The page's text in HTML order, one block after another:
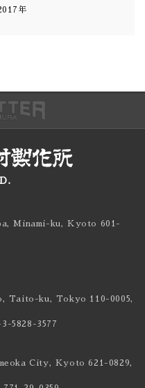
年
Minami-ku,Kyoto 601-
Taito-ku, Tokyo 110-0005,
3-5828-3577
City, Kyoto 621-0829,